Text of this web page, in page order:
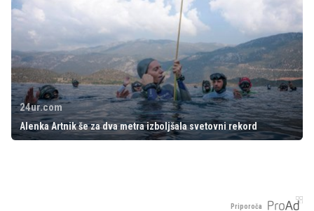
24ur.com
Alenka Artnik še za dva metra izboljšala svetovni rekord
Priporoča